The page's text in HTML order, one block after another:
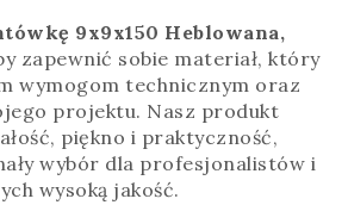
9x9x150 Heblowana,
zapewnić sobie materiał, który
wymogom technicznym oraz
projektu. Nasz produkt
piękno i praktyczność,
wybór dla profesjonalistów i
wysoką jakość.